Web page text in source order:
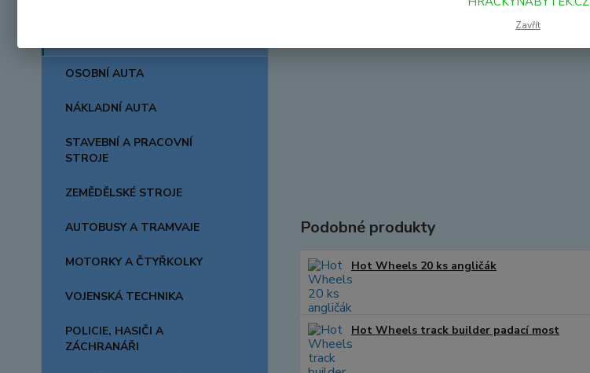
OSOBNÍ AUTA
NÁKLADNÍ AUTA
STAVEBNÍ A PRACOVNÍ
STROJE
ZEMĚDĚLSKÉ STROJE
AUTOBUSY A TRAMVAJE
MOTORKY A ČTYŘKOLKY
VOJENSKÁ TECHNIKA
POLICIE, HASIČI A
ZÁCHRANÁŘI
Podobné produkty
Hot Wheels 20 ks angličák
Hot Wheels track builder padací most
Zavřít